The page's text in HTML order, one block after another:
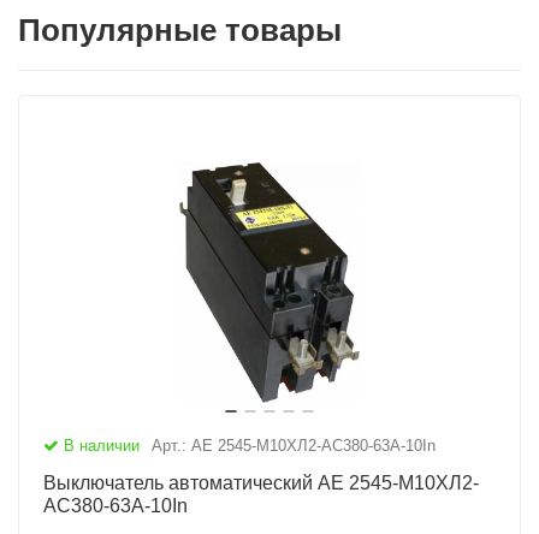
Популярные товары
В наличии Арт.: АЕ 2545-М10ХЛ2-AC380-63А-10In
Выключатель автоматический АЕ 2545-М10ХЛ2-
AC380-63А-10In